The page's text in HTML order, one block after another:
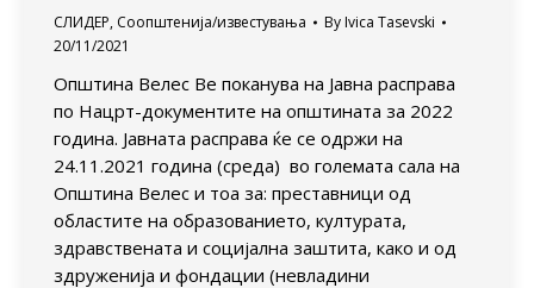
СЛИДЕР, Соопштенија/известувања By Ivica Tasevski
20/11/2021
Општина Велес Ве поканува на Jавнa расправa
по Нацрт-документите на општината за 2022
година. Јавната расправa ќе се одржи на
24.11.2021 година (среда) во големата сала на
Општина Велес и тоа за: преставници од
областите на образованието, културата,
здравствената и социјална заштита, како и од
здруженија и фондации (невладини